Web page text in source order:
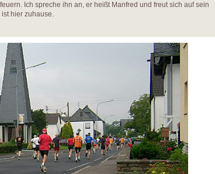
Ich spreche ihn an, er heißt Manfred und freut sich auf sein
hier zuhause.